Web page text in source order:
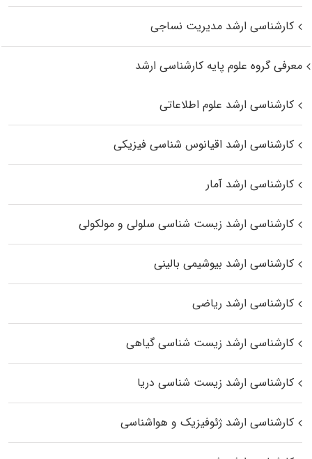
کارشناسی ارشد مدیریت نساجی
معرفی گروه علوم پایه کارشناسی ارشد
کارشناسی ارشد علوم اطلاعاتی
کارشناسی ارشد اقیانوس‌ شناسی فیزیکی
کارشناسی ارشد آمار
کارشناسی ارشد زیست شناسی سلولی و مولکولی
کارشناسی ارشد بیوشیمی بالینی
کارشناسی ارشد ریاضی
کارشناسی ارشد زیست‌ شناسی گیاهی
کارشناسی ارشد زیست‌ شناسی دریا
کارشناسی ارشد ژئوفیزیک و هواشناسی